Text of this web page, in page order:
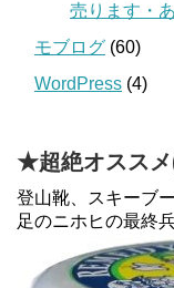
売ります・
モブログ (60)
WordPress (4)
★超絶オスス
登山靴、スキーブ
足のニホヒの最